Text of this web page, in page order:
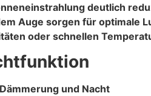
deutlich
Auge sorgen für optimale
oder schnellen
und Nacht